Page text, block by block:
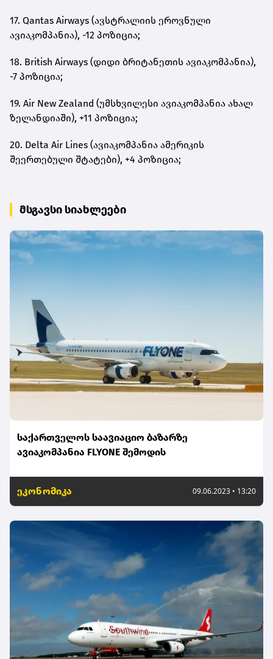
17. Qantas Airways (ავსტრალიის ეროვნული
ავიაკომპანია), -12 პოზიცია;
18. British Airways (დიდი ბრიტანეთის ავიაკომპანია),
-7 პოზიცია;
19. Air New Zealand (უმსხვილესი ავიაკომპანია ახალ
ზელანდიაში), +11 პოზიცია;
20. Delta Air Lines (ავიაკომპანია ამერიკის
შეერთებული შტატები), +4 პოზიცია;
მსგავსი სიახლეები
საქართველოს საავიაციო ბაზარზე
ავიაკომპანია FLYONE შემოდის
ეკონომიკა 09.06.2023 • 13:20